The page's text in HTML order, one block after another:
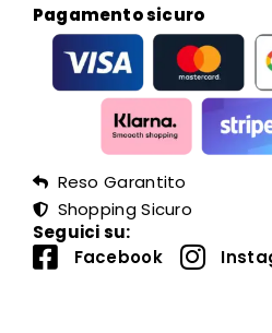
Pagamento sicuro
Reso Garantito
Shopping Sicuro
Seguici su:
Facebook